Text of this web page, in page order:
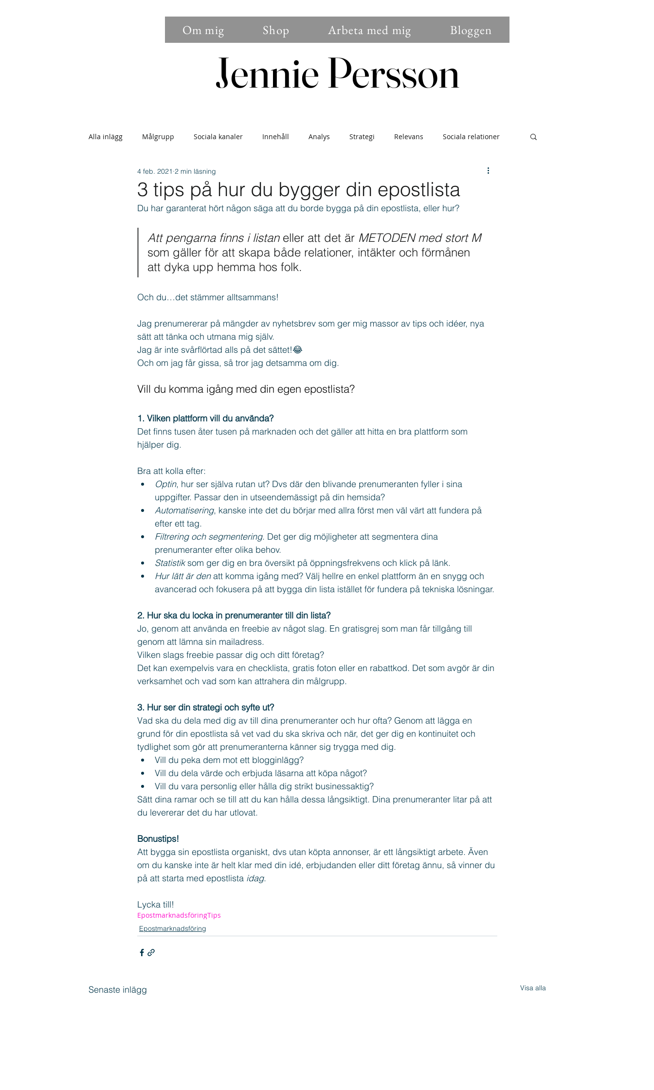
Om mig Shop Arbeta med mig Bloggen
Jennie Persson
Jennie Persson
Alla inlägg Målgrupp Sociala kanaler Innehåll Analys Strategi Relevans Sociala relationer
Sökbarhet Bilder Annonser
Epostmarknadsföring Engagemang Instagram Nybörjare Uppdatering Företagande
Texter Threads Marknadsföring Freebie
3 tips på hur du bygger din epostlista
4 feb. 2021 2 min läsning
Du har garanterat hört någon säga att du borde bygga på din epostlista, eller hur?
Att pengarna finns i listan eller att det är METODEN med stort M
som gäller för att skapa både relationer, intäkter och förmånen
att dyka upp hemma hos folk.
Och du…det stämmer alltsammans!
Jag prenumererar på mängder av nyhetsbrev som ger mig massor av tips och idéer, nya
sätt att tänka och utmana mig själv.
Jag är inte svårflörtad alls på det sättet!😂
Och om jag får gissa, så tror jag detsamma om dig.
Vill du komma igång med din egen epostlista?
1. Vilken plattform vill du använda?
Det finns tusen åter tusen på marknaden och det gäller att hitta en bra plattform som
hjälper dig.
Bra att kolla efter:
Optin, hur ser själva rutan ut? Dvs där den blivande prenumeranten fyller i sina
uppgifter. Passar den in utseendemässigt på din hemsida?
Automatisering, kanske inte det du börjar med allra först men väl värt att fundera på
efter ett tag.
Filtrering och segmentering. Det ger dig möjligheter att segmentera dina
prenumeranter efter olika behov.
Statistik som ger dig en bra översikt på öppningsfrekvens och klick på länk.
Hur lätt är den att komma igång med? Välj hellre en enkel plattform än en snygg och
avancerad och fokusera på att bygga din lista istället för fundera på tekniska lösningar.
2. Hur ska du locka in prenumeranter till din lista?
Jo, genom att använda en freebie av något slag. En gratisgrej som man får tillgång till
genom att lämna sin mailadress.
Vilken slags freebie passar dig och ditt företag?
Det kan exempelvis vara en checklista, gratis foton eller en rabattkod. Det som avgör är din
verksamhet och vad som kan attrahera din målgrupp.
3. Hur ser din strategi och syfte ut?
Vad ska du dela med dig av till dina prenumeranter och hur ofta? Genom att lägga en
grund för din epostlista så vet vad du ska skriva och när, det ger dig en kontinuitet och
tydlighet som gör att prenumeranterna känner sig trygga med dig.
Vill du peka dem mot ett blogginlägg?
Vill du dela värde och erbjuda läsarna att köpa något?
Vill du vara personlig eller hålla dig strikt businessaktig?
Sätt dina ramar och se till att du kan hålla dessa långsiktigt. Dina prenumeranter litar på att
du levererar det du har utlovat.
Bonustips!
Att bygga sin epostlista organiskt, dvs utan köpta annonser, är ett långsiktigt arbete. Även
om du kanske inte är helt klar med din idé, erbjudanden eller ditt företag ännu, så vinner du
på att starta med epostlista idag.
Lycka till!
EpostmarknadsföringTips
Epostmarknadsföring
Senaste inlägg Visa alla